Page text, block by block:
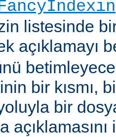
listesinde
açıklamayı
bir kısmı,
bir